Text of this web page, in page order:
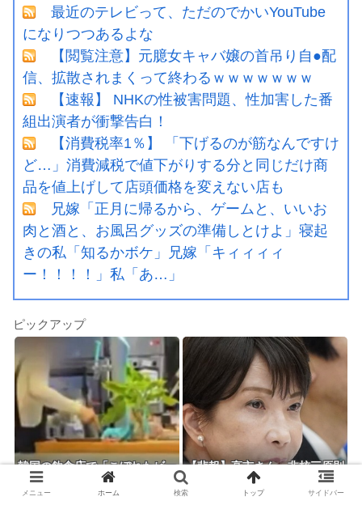
最近のテレビって、ただのでかいYouTube
になりつつあるよな
【閲覧注意】元臆女キャバ嬢の首吊り自●配
信、拡散されまくって終わるｗｗｗｗｗｗｗ
【速報】 NHKの性被害問題、性加害した番
組出演者が衝撃告白！
【消費税率1％】 「下げるのが筋なんですけ
ど…」消費減税で値下がりする分と同じだけ商
品を値上げして店頭価格を変えない店も
兄嫁「正月に帰るから、ゲームと、いいお
肉と酒と、お風呂グッズの準備しとけよ」寝起
きの私「知るかボケ」兄嫁「キィィィィ
ー！！！！」私「あ…」
ピックアップ
韓国の飲食店で「こぼれたビー
ルを再提供？」…衝撃映像が拡
【悲報】高市さん、非核三原則
を「今後も堅持していく」の表
メニュー ホーム 検索 トップ サイドバー